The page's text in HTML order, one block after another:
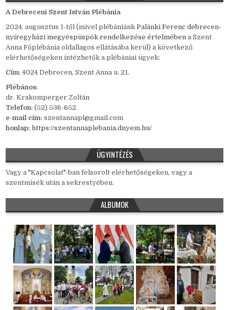
A Debreceni Szent István Plébánia
2024. augusztus 1-től (mivel plébániánkPalánki Ferenc debrecen-
nyíregyházi megyéspüspök rendelkezése értelmében a Szent
Anna Főplébánia oldallagos ellátásába kerül) a következő
elérhetőségeken intézhetők a plébániai ügyek:
Cím: 4024 Debrecen, Szent Anna u. 21.
Plébános:
dr. Krakomperger Zoltán
Telefon: (52) 536-652
e-mail cím: szentannapl@gmail.com
honlap:https://szentannaplebania.dnyem.hu/
ÜGYINTÉZÉS
Vagy a "Kapcsolat"-ban felsorolt elérhetőségeken, vagy a
szentmisék után a sekrestyében.
ALBUMOK